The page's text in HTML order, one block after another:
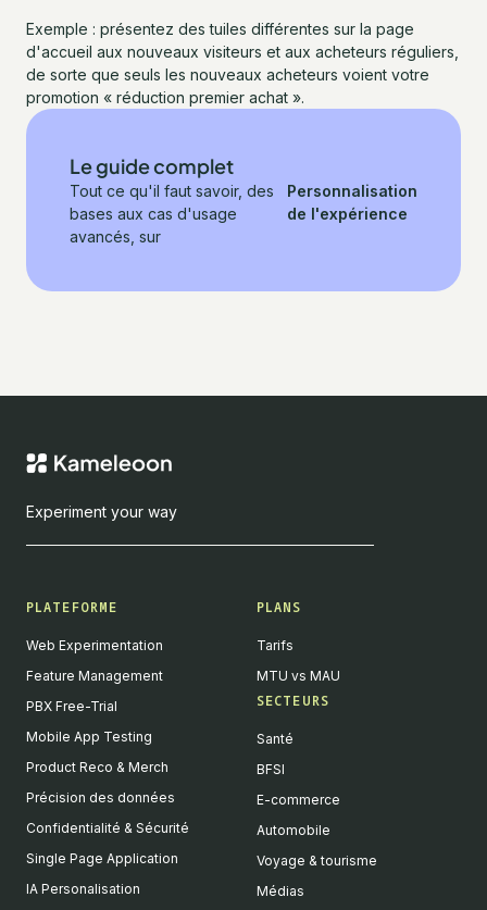
Exemple : présentez des tuiles différentes sur la page
d'accueil aux nouveaux visiteurs et aux acheteurs réguliers,
de sorte que seuls les nouveaux acheteurs voient votre
promotion « réduction premier achat ».
Le guide complet
Tout ce qu'il faut savoir, des
bases aux cas d'usage
avancés, sur
Personnalisation
de l'expérience
Experiment your way
PLATEFORME
Web Experimentation
Feature Management
PBX Free-Trial
Mobile App Testing
Product Reco & Merch
Précision des données
Confidentialité & Sécurité
Single Page Application
IA Personalisation
PLANS
Tarifs
MTU vs MAU
SECTEURS
Santé
BFSI
E-commerce
Automobile
Voyage & tourisme
Médias